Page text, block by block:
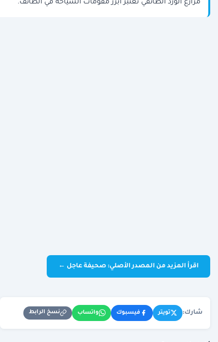
مزارع الورد الطائفي تعتبر أبرز مقومات السياحة في الطائف.
اقرأ المزيد من المصدر الأصلي: صحيفة عاجل ←
شارك: تويتر فيسبوك واتساب نسخ الرابط